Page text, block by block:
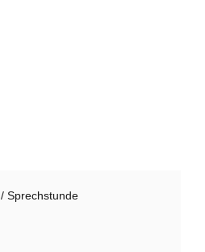
/ Sprechstunde